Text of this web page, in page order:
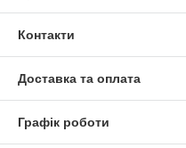
Контакти
Доставка та оплата
Графік роботи